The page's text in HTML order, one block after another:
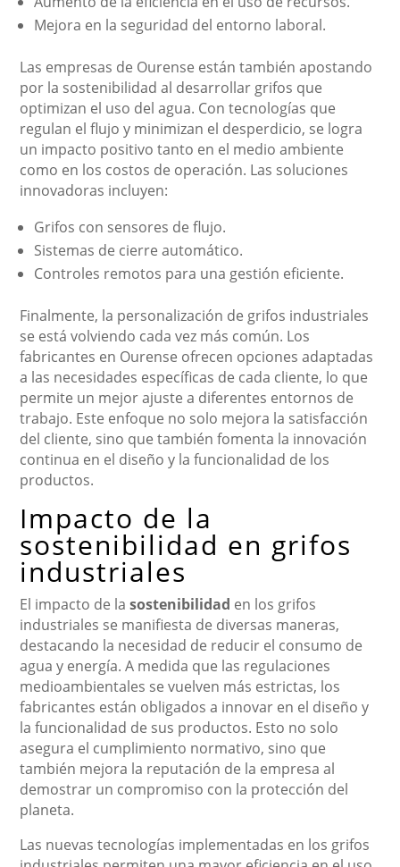
Mejora en la seguridad del entorno laboral.
Las empresas de Ourense están también apostando
por la sostenibilidad al desarrollar grifos que
optimizan el uso del agua. Con tecnologías que
regulan el flujo y minimizan el desperdicio, se logra
un impacto positivo tanto en el medio ambiente
como en los costos de operación. Las soluciones
innovadoras incluyen:
Grifos con sensores de flujo.
Sistemas de cierre automático.
Controles remotos para una gestión eficiente.
Finalmente, la personalización de grifos industriales
se está volviendo cada vez más común. Los
fabricantes en Ourense ofrecen opciones adaptadas
a las necesidades específicas de cada cliente, lo que
permite un mejor ajuste a diferentes entornos de
trabajo. Este enfoque no solo mejora la satisfacción
del cliente, sino que también fomenta la innovación
continua en el diseño y la funcionalidad de los
productos.
Impacto de la
sostenibilidad en grifos
industriales
El impacto de lasostenibilidad en los grifos
industriales se manifiesta de diversas maneras,
destacando la necesidad de reducir el consumo de
agua y energía. A medida que las regulaciones
medioambientales se vuelven más estrictas, los
fabricantes están obligados a innovar en el diseño y
la funcionalidad de sus productos. Esto no solo
asegura el cumplimiento normativo, sino que
también mejora la reputación de la empresa al
demostrar un compromiso con la protección del
planeta.
Las nuevas tecnologías implementadas en los grifos